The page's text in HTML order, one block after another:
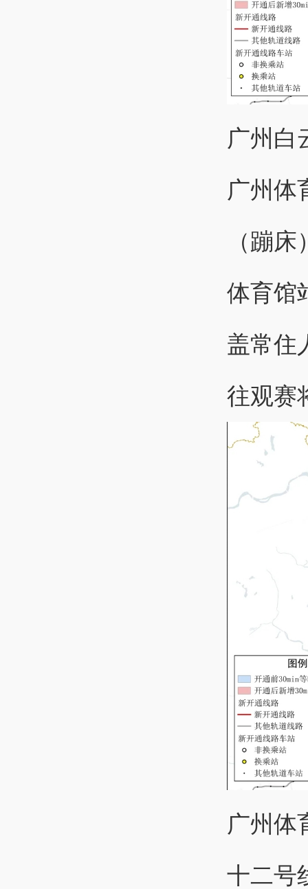
广州白
广州体
（蹦
体育馆
盖常住
往观赛
广州体
十二号